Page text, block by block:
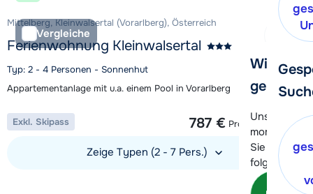
Wir
gerne
Unser
momentan
Sie können
folgenden
Vergleiche
Mittelberg, Kleinwalsertal (Vorarlberg), Österreich
Ferienwohnung Kleinwalsertal
Typ: 2 - 4 Personen - Sonnenhut
Appartementanlage mit u.a. einem Pool in Vorarlberg
787 € Pro Unterkunft
Exkl. Skipass
Zeige Typen (2 - 7 Pers.)